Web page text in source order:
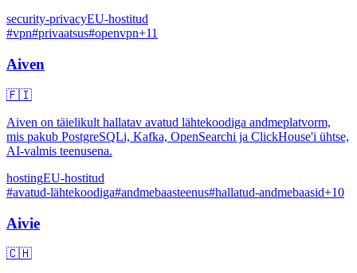
security-privacyEU-hostitud
#vpn#privaatsus#openvpn+11
Aiven
🇫🇮
Aiven on täielikult hallatav avatud lähtekoodiga andmeplatvorm,
mis pakub PostgreSQLi, Kafka, OpenSearchi ja ClickHouse'i ühtse,
AI-valmis teenusena.
hostingEU-hostitud
#avatud-lähtekoodiga#andmebaasteenus#hallatud-andmebaasid+10
Aivie
🇨🇭